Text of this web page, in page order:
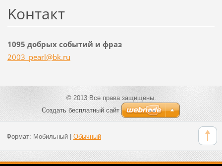
Koнтакт
1095 добрых событий и фраз
2003_pearl@bk.ru
© 2013 Все права защищены.
Создать бесплатный сайт
Формат: Мобильный| Обычный